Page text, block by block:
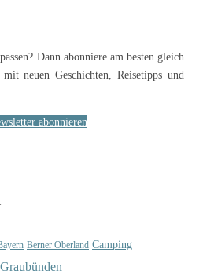
Dann abonniere am besten gleich
neuen Geschichten, Reisetipps und
abonnieren
Berner Oberland Camping
Graubünden